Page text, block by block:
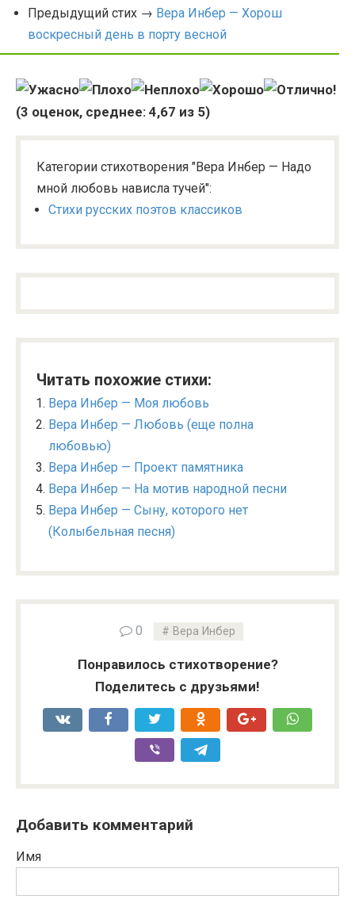
Предыдущий стих → Вера Инбер — Хорош
воскресный день в порту весной
(3 оценок, среднее: 4,67 из 5)
Категории стихотворения "Вера Инбер — Надо
мной любовь нависла тучей":
Стихи русских поэтов классиков
Читать похожие стихи:
Вера Инбер — Моя любовь
Вера Инбер — Любовь (еще полна
любовью)
Вера Инбер — Проект памятника
Вера Инбер — На мотив народной песни
Вера Инбер — Сыну, которого нет
(Колыбельная песня)
0 Вера Инбер
Понравилось стихотворение?
Поделитесь с друзьями!
Добавить комментарий
Имя